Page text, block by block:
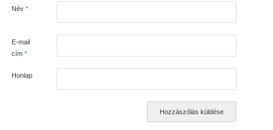
Név *
E-mail
cím *
Honlap